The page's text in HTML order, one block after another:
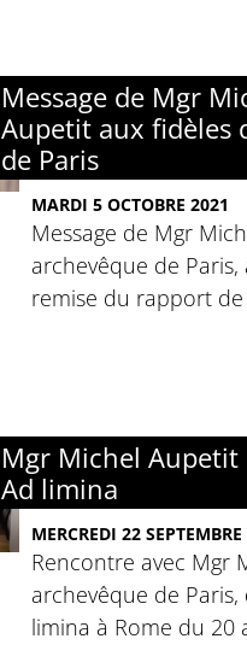
Message de Mgr
Aupetit aux fidèles
de Paris
MARDI 5 OCTOBRE 2021
Message de Mgr
archevêque de
remise du rapport de
Mgr Michel Aupetit
Ad limina
MERCREDI 22
Rencontre avec Mgr
archevêque de
limina à Rome du 20